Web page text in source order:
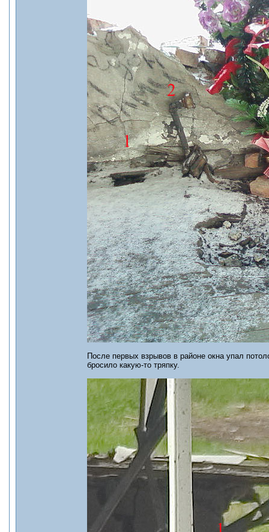
После первых взрывов в районе окна упал
бросило какую-то тряпку.